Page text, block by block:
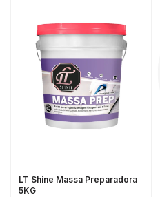
LT Shine Massa Preparadora
5KG